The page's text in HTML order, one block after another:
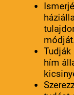
Tudják
hím